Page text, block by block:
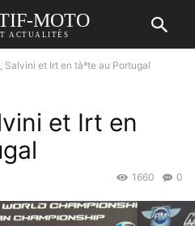
MOTO
ACTUALITÉS
Salvini et Irt en tàªte au Portugal
et Irt en
0
1660